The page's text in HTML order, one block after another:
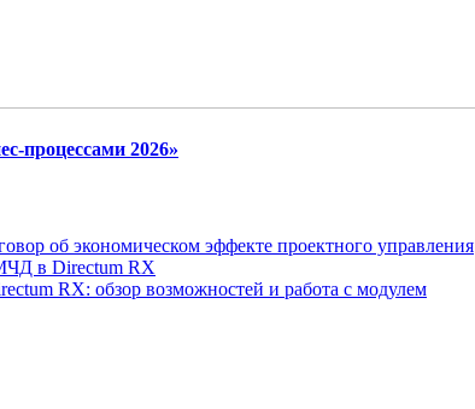
процессами 2026»
об экономическом эффекте проектного управления
в Directum RX
RX: обзор возможностей и работа с модулем